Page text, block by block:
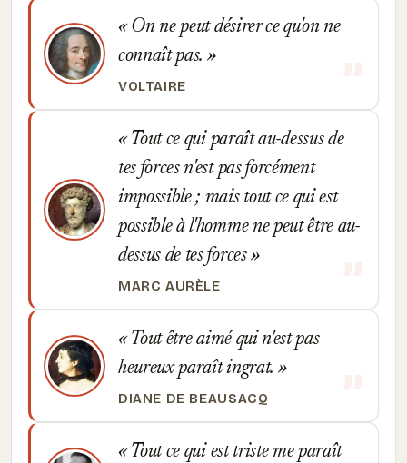
On ne peut désirer ce qu'on ne
connaît pas.
VOLTAIRE
Tout ce qui paraît au-dessus de
tes forces n'est pas forcément
impossible ; mais tout ce qui est
possible à l'homme ne peut être au-
dessus de tes forces
MARC AURÈLE
Tout être aimé qui n'est pas
heureux paraît ingrat.
DIANE DE BEAUSACQ
Tout ce qui est triste me paraît